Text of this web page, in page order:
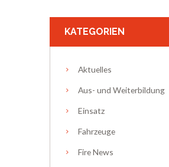
KATEGORIEN
Aktuelles
Aus- und Weiterbildung
Einsatz
Fahrzeuge
Fire News